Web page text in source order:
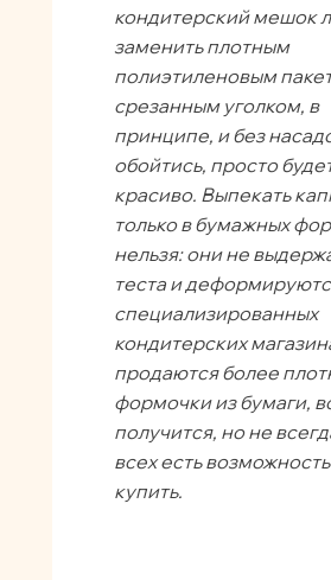
кондитерский мешок
заменить плотным
полиэтиленовым
срезанным уголком, в
принципе, и без
обойтись, просто
красиво. Выпекать
только в бумажных
нельзя: они не
теста и
специализированных
кондитерских
продаются более
формочки из бумаги,
получится, но не
всех есть
купить.